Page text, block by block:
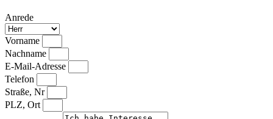
Anrede
Vorname
Nachname
E-Mail-Adresse
Telefon
Straße, Nr
PLZ, Ort